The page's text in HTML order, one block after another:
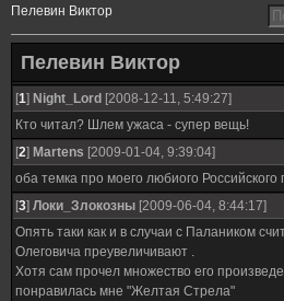
Пелевин Виктор
Пелевин Виктор
[1] Night_Lord [2008-12-11, 5:49:27]
Кто читал? Шлем ужаса - супер вещь!
[2] Martens [2009-01-04, 9:39:04]
оба темка про моего любиого
[3] Локи_Злокозны [2009-06-04, 8:44:17]
Опять таки как и в случаи с Палаником
Олеговича преувеличивают .
Хотя сам прочел множество его
понравилась мне "Желтая Стрела"